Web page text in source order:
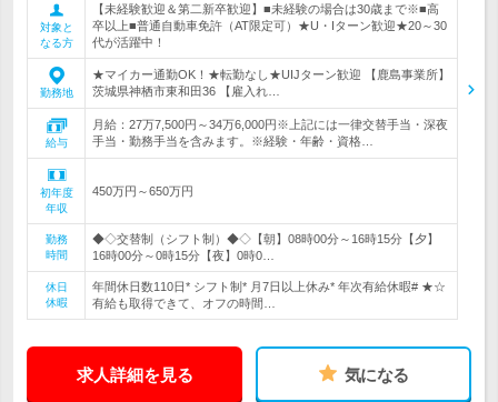
対象と
なる方
【未経験歓迎＆第二新卒歓迎】■未経験の場合は30歳まで※■高
卒以上■普通自動車免許（AT限定可）★U・Iターン歓迎★20～30
代が活躍中！
勤務地
★マイカー通勤OK！★転勤なし★UIJターン歓迎 【鹿島事業所】
茨城県神栖市東和田36 【雇入れ…
給与
月給：27万7,500円～34万6,000円※上記には一律交替手当・深夜
手当・勤務手当を含みます。※経験・年齢・資格…
初年度
年収
450万円～650万円
勤務
時間
◆◇交替制（シフト制）◆◇【朝】08時00分～16時15分【夕】
16時00分～0時15分【夜】0時0…
休日
休暇
年間休日数110日* シフト制* 月7日以上休み* 年次有給休暇# ★☆
有給も取得できて、オフの時間…
求人詳細を見る 気になる